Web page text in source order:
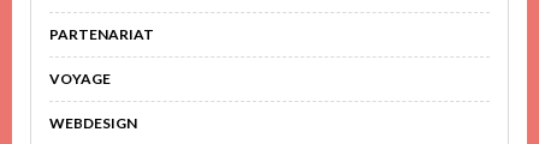
PARTENARIAT
VOYAGE
WEBDESIGN